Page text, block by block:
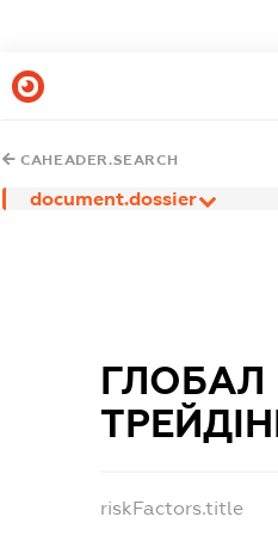
CAHEADER.SEARCH
document.dossier
ГЛОБАЛ
riskFactors.title